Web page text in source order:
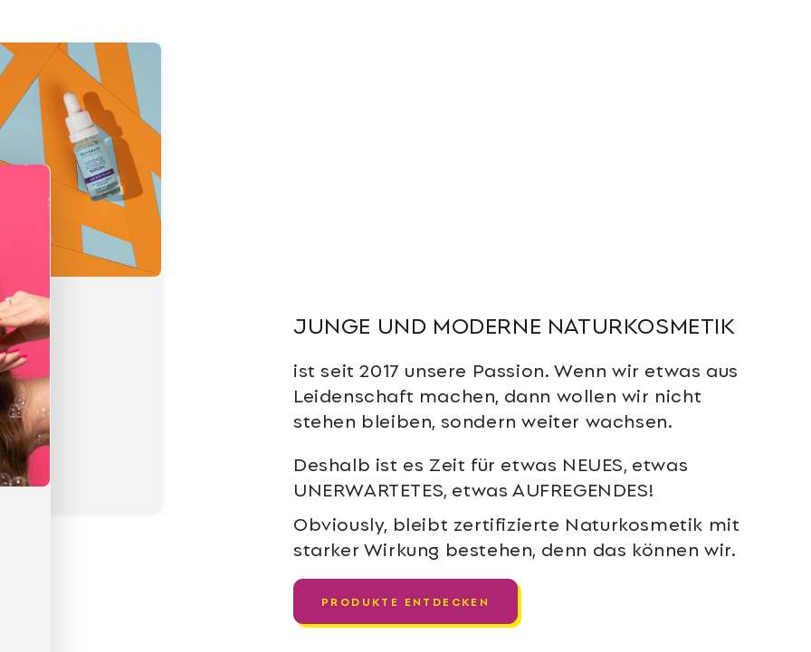
JUNGE UND MODERNE NATURKOSMETIK
ist seit 2017 unsere Passion. Wenn wir etwas aus
Leidenschaft machen, dann wollen wir nicht
stehen bleiben, sondern weiter wachsen.
Deshalb ist es Zeit für etwas NEUES, etwas
UNERWARTETES, etwas AUFREGENDES!
Obviously, bleibt zertifizierte Naturkosmetik mit
starker Wirkung bestehen, denn das können wir.
PRODUKTE ENTDECKEN